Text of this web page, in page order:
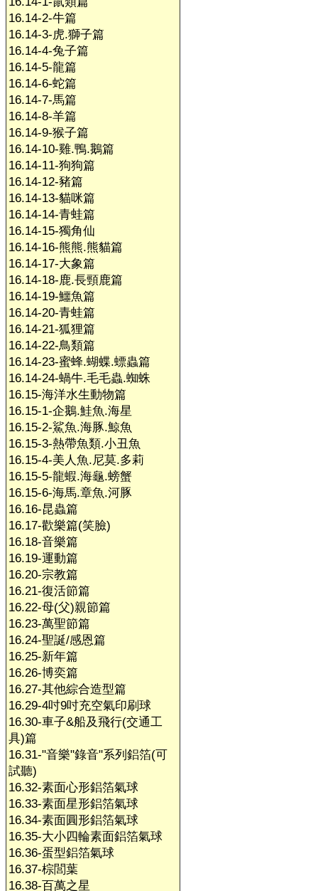
16.14-2-牛篇
16.14-3-虎.獅子篇
16.14-4-兔子篇
16.14-5-龍篇
16.14-6-蛇篇
16.14-7-馬篇
16.14-8-羊篇
16.14-9-猴子篇
16.14-10-雞.鴨.鵝篇
16.14-11-狗狗篇
16.14-12-豬篇
16.14-13-貓咪篇
16.14-14-青蛙篇
16.14-15-獨角仙
16.14-16-熊熊.熊貓篇
16.14-17-大象篇
16.14-18-鹿.長頸鹿篇
16.14-19-鱷魚篇
16.14-20-青蛙篇
16.14-21-狐狸篇
16.14-22-鳥類篇
16.14-23-蜜蜂.蝴蝶.螵蟲篇
16.14-24-蝸牛.毛毛蟲.蜘蛛
16.15-海洋水生動物篇
16.15-1-企鵝.鮭魚.海星
16.15-2-鯊魚.海豚.鯨魚
16.15-3-熱帶魚類.小丑魚
16.15-4-美人魚.尼莫.多莉
16.15-5-龍蝦.海龜.螃蟹
16.15-6-海馬.章魚.河豚
16.16-昆蟲篇
16.17-歡樂篇(笑臉)
16.18-音樂篇
16.19-運動篇
16.20-宗教篇
16.21-復活節篇
16.22-母(父)親節篇
16.23-萬聖節篇
16.24-聖誕/感恩篇
16.25-新年篇
16.26-博奕篇
16.27-其他綜合造型篇
16.29-4吋9吋充空氣印刷球
16.30-車子&船及飛行(交通工
具)篇
16.31-"音樂"錄音"系列鋁箔(可
試聽)
16.32-素面心形鋁箔氣球
16.33-素面星形鋁箔氣球
16.34-素面圓形鋁箔氣球
16.35-大小四輪素面鋁箔氣球
16.36-蛋型鋁箔氣球
16.37-棕閭葉
16.38-百萬之星